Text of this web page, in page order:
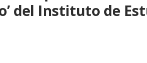
del Instituto de